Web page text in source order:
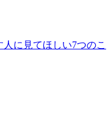
人に見てほしい7つのこ